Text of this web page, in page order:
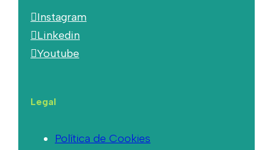
Instagram
Linkedin
Youtube
Legal
Política de Cookies